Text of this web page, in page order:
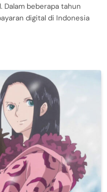
Dalam beberapa tahun
digital di Indonesia